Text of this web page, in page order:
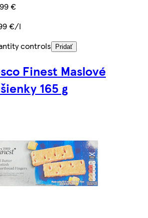
€
€/l
controls
Pridať
Finest Maslové
165 g